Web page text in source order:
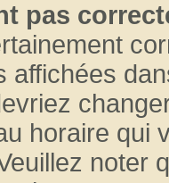
pas
affichées
horaire qui
noter